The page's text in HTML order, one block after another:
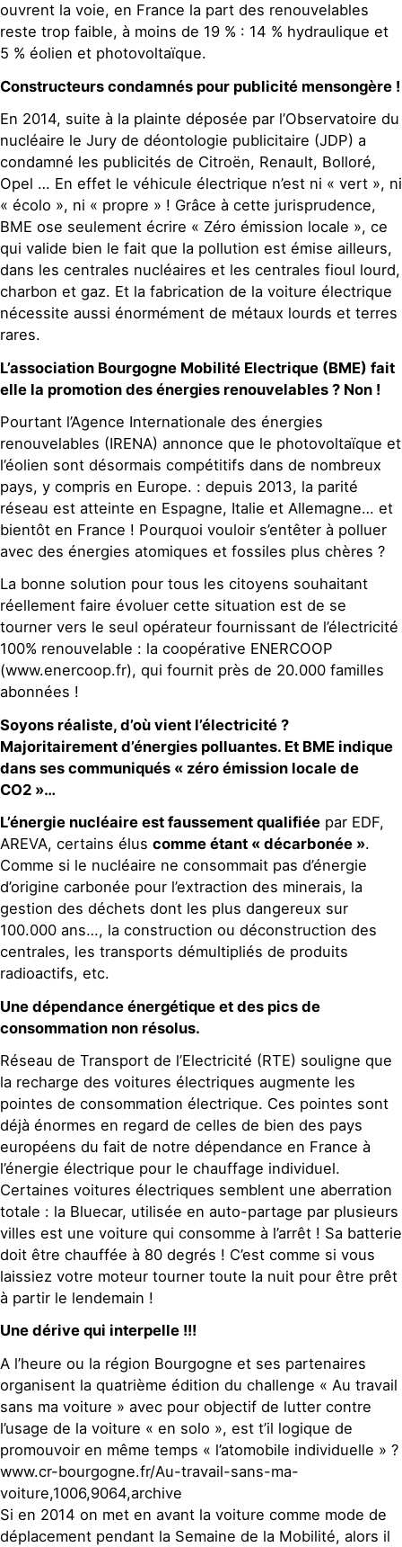
ouvrent la voie, en France la part des renouvelables
reste trop faible, à moins de 19 % : 14 % hydraulique et
5 % éolien et photovoltaïque.
Constructeurs condamnés pour publicité mensongère !
En 2014, suite à la plainte déposée par l’Observatoire du
nucléaire le Jury de déontologie publicitaire (JDP) a
condamné les publicités de Citroën, Renault, Bolloré,
Opel … En effet le véhicule électrique n’est ni « vert », ni
« écolo », ni « propre » ! Grâce à cette jurisprudence,
BME ose seulement écrire « Zéro émission locale », ce
qui valide bien le fait que la pollution est émise ailleurs,
dans les centrales nucléaires et les centrales fioul lourd,
charbon et gaz. Et la fabrication de la voiture électrique
nécessite aussi énormément de métaux lourds et terres
rares.
L’association Bourgogne Mobilité Electrique (BME) fait
elle la promotion des énergies renouvelables ? Non !
Pourtant l’Agence Internationale des énergies
renouvelables (IRENA) annonce que le photovoltaïque et
l’éolien sont désormais compétitifs dans de nombreux
pays, y compris en Europe. : depuis 2013, la parité
réseau est atteinte en Espagne, Italie et Allemagne… et
bientôt en France ! Pourquoi vouloir s’entêter à polluer
avec des énergies atomiques et fossiles plus chères ?
La bonne solution pour tous les citoyens souhaitant
réellement faire évoluer cette situation est de se
tourner vers le seul opérateur fournissant de l’électricité
100% renouvelable : la coopérative ENERCOOP
(www.enercoop.fr), qui fournit près de 20.000 familles
abonnées !
Soyons réaliste, d’où vient l’électricité ?
Majoritairement d’énergies polluantes. Et BME indique
dans ses communiqués « zéro émission locale de
CO2 »…
L’énergie nucléaire est faussement qualifiée par EDF,
AREVA, certains élus comme étant « décarbonée ».
Comme si le nucléaire ne consommait pas d’énergie
d’origine carbonée pour l’extraction des minerais, la
gestion des déchets dont les plus dangereux sur
100.000 ans…, la construction ou déconstruction des
centrales, les transports démultipliés de produits
radioactifs, etc.
Une dépendance énergétique et des pics de
consommation non résolus.
Réseau de Transport de l’Electricité (RTE) souligne que
la recharge des voitures électriques augmente les
pointes de consommation électrique. Ces pointes sont
déjà énormes en regard de celles de bien des pays
européens du fait de notre dépendance en France à
l’énergie électrique pour le chauffage individuel.
Certaines voitures électriques semblent une aberration
totale : la Bluecar, utilisée en auto-partage par plusieurs
villes est une voiture qui consomme à l’arrêt ! Sa batterie
doit être chauffée à 80 degrés ! C’est comme si vous
laissiez votre moteur tourner toute la nuit pour être prêt
à partir le lendemain !
Une dérive qui interpelle !!!
A l’heure ou la région Bourgogne et ses partenaires
organisent la quatrième édition du challenge « Au travail
sans ma voiture » avec pour objectif de lutter contre
l’usage de la voiture « en solo », est t’il logique de
promouvoir en même temps « l’atomobile individuelle » ?
www.cr-bourgogne.fr/Au-travail-sans-ma-
voiture,1006,9064,archive
Si en 2014 on met en avant la voiture comme mode de
déplacement pendant la Semaine de la Mobilité, alors il